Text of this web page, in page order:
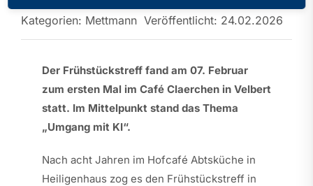
Kategorien: Mettmann Veröffentlicht: 24.02.2026
Der Frühstückstreff fand am 07. Februar
zum ersten Mal im Café Claerchen in Velbert
statt. Im Mittelpunkt stand das Thema
„Umgang mit KI“.
Nach acht Jahren im Hofcafé Abtsküche in
Heiligenhaus zog es den Frühstückstreff in